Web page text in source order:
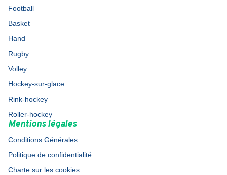
Football
Basket
Hand
Rugby
Volley
Hockey-sur-glace
Rink-hockey
Roller-hockey
Mentions légales
Conditions Générales
Politique de confidentialité
Charte sur les cookies